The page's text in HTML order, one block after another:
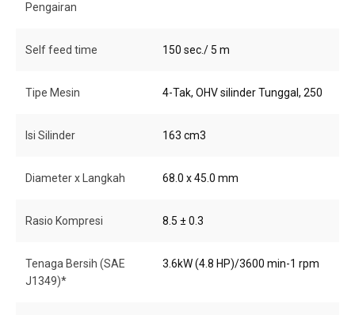
Pengairan
Self feed time 150 sec./ 5 m
Tipe Mesin 4-Tak, OHV silinder Tunggal, 250
Isi Silinder 163 cm3
Diameter x Langkah 68.0 x 45.0 mm
Rasio Kompresi 8.5 ± 0.3
Tenaga Bersih (SAE
J1349)*
3.6kW (4.8 HP)/3600 min-1 rpm